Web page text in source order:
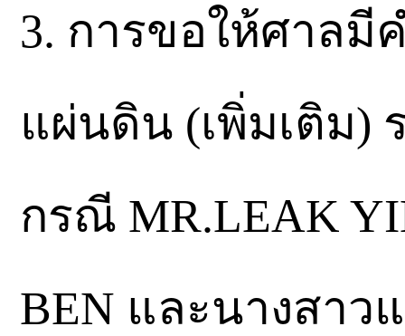
3. การขอให้ศาลมี
แผ่นดิน (เพิ่มเติม)
กรณี MR.LEAK
BEN และนางสาว